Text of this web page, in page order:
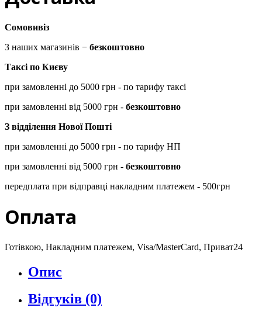
Сомовивіз
З наших магазинів − безкоштовно
Таксі по Києву
при замовленні до 5000 грн - по тарифу таксі
при замовленні від 5000 грн - безкоштовно
З відділення Нової Пошті
при замовленні до 5000 грн - по тарифу НП
при замовленні від 5000 грн - безкоштовно
передплата при відправці накладним платежем - 500грн
Оплата
Готівкою, Накладним платежем, Visa/MasterCard, Приват24
Опис
Відгуків (0)